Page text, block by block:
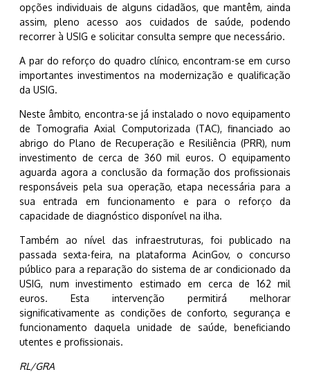
opções individuais de alguns cidadãos, que mantêm, ainda
assim, pleno acesso aos cuidados de saúde, podendo
recorrer à USIG e solicitar consulta sempre que necessário.
A par do reforço do quadro clínico, encontram-se em curso
importantes investimentos na modernização e qualificação
da USIG.
Neste âmbito, encontra-se já instalado o novo equipamento
de Tomografia Axial Computorizada (TAC), financiado ao
abrigo do Plano de Recuperação e Resiliência (PRR), num
investimento de cerca de 360 mil euros. O equipamento
aguarda agora a conclusão da formação dos profissionais
responsáveis pela sua operação, etapa necessária para a
sua entrada em funcionamento e para o reforço da
capacidade de diagnóstico disponível na ilha.
Também ao nível das infraestruturas, foi publicado na
passada sexta-feira, na plataforma AcinGov, o concurso
público para a reparação do sistema de ar condicionado da
USIG, num investimento estimado em cerca de 162 mil
euros. Esta intervenção permitirá melhorar
significativamente as condições de conforto, segurança e
funcionamento daquela unidade de saúde, beneficiando
utentes e profissionais.
RL/GRA